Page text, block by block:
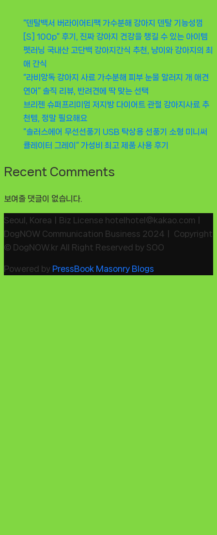
“덴탈백서 버라이어티팩 가수분해 강아지 덴탈 기능성껌
[S] 100p” 후기, 진짜 강아지 건강을 챙길 수 있는 아이템
펫러닝 국내산 고단백 강아지간식 추천, 냥이와 강아지의 최
애 간식
“라비앙독 강아지 사료 가수분해 피부 눈물 알러지 개 애견
연어” 솔직 리뷰, 반려견에 딱 맞는 선택
브리젠 슈퍼프리미엄 저지방 다이어트 관절 강아지사료 추
천템, 정말 필요해요
“솔러스에어 무선선풍기 USB 탁상용 선풍기 소형 미니써
큘레이터 그레이” 가성비 최고 제품 사용 후기
Recent Comments
보여줄 댓글이 없습니다.
Seoul, KoreaㅣBiz License hotelhotel@kakao.comㅣ
DogNOW Communication Business 2024ㅣ Copyright
© DogNOW.kr All Right Reserved by SOO
Powered by PressBook Masonry Blogs